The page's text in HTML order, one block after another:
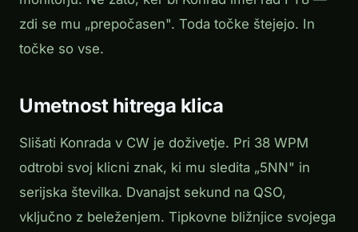
zdi se mu „prepočasen". Toda točke štejejo. In
točke so vse.
Umetnost hitrega klica
Slišati Konrada v CW je doživetje. Pri 38 WPM
odtrobi svoj klicni znak, ki mu sledita „5NN" in
serijska številka. Dvanajst sekund na QSO,
vključno z beleženjem. Tipkovne bližnjice svojega